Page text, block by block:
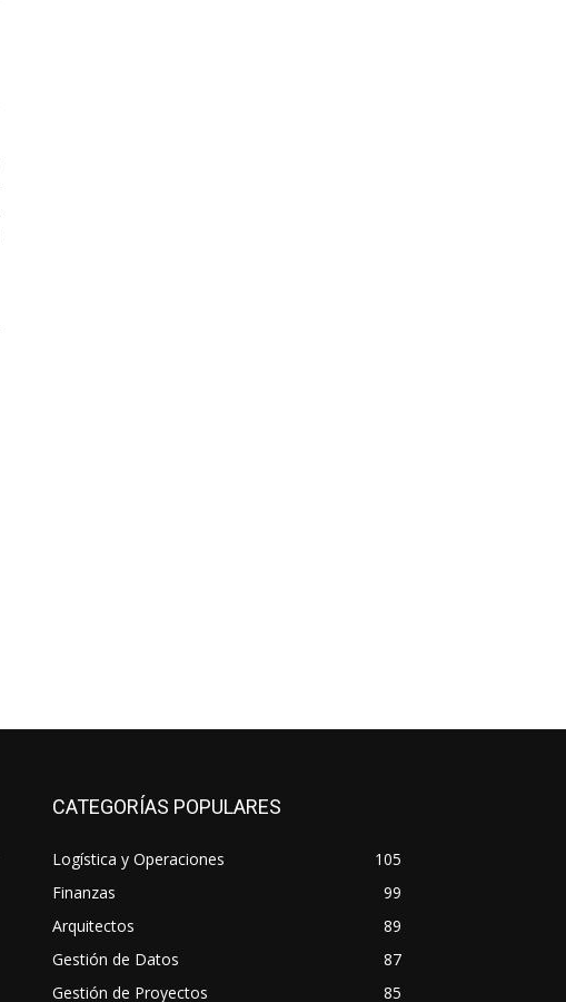
CATEGORÍAS POPULARES
Logística y Operaciones
105
Finanzas
99
Arquitectos
89
Gestión de Datos
87
Gestión de Proyectos
85